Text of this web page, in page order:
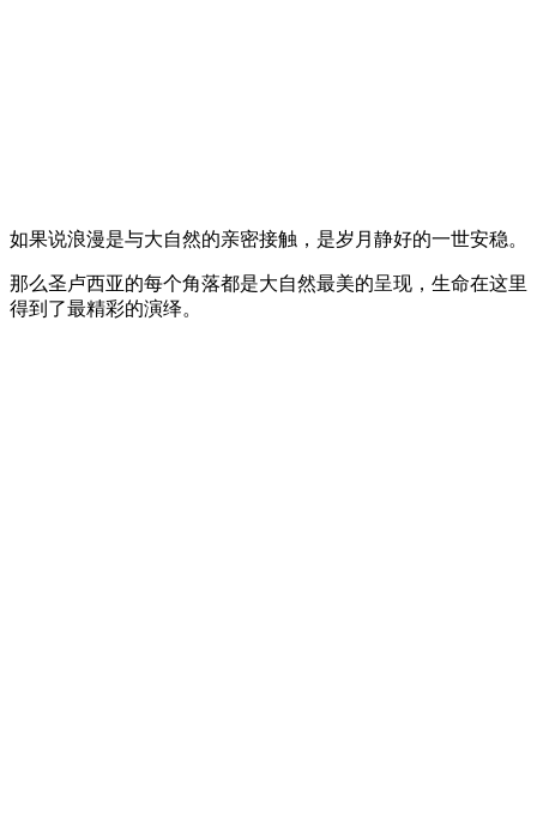
如果说浪漫是与大自然的亲密接触，是岁月静好的一世安稳。
那么圣卢西亚的每个角落都是大自然最美的呈现，生命在这里
得到了最精彩的演绎。